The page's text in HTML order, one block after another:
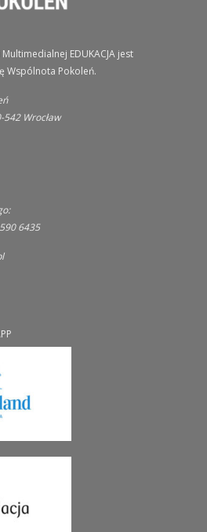
EDUKACJA jest
Wspólnota Pokoleń.
Wrocław
6435